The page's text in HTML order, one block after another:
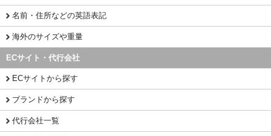
名前・住所などの英語表記
海外のサイズや重量
ECサイト・代行会社
ECサイトから探す
ブランドから探す
代行会社一覧